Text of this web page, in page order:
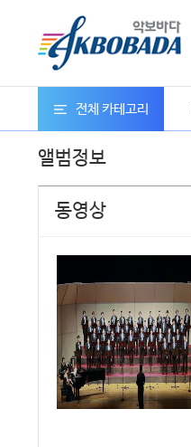
전체 카테고리
앨범정보
동영상